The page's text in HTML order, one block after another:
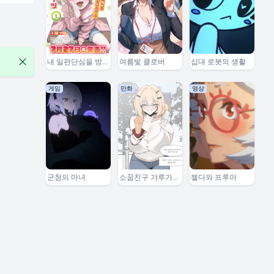
내 일편단심을 방
해하는 그 녀석
여름빛 클로버 십대 로봇의 생활
게임
군청의 마녀
만화
소꿉친구 갸루가
사망하기까지
영상
젤다와 프루아